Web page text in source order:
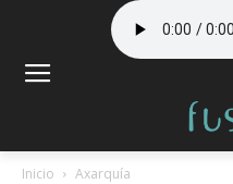
Inicio Axarquía